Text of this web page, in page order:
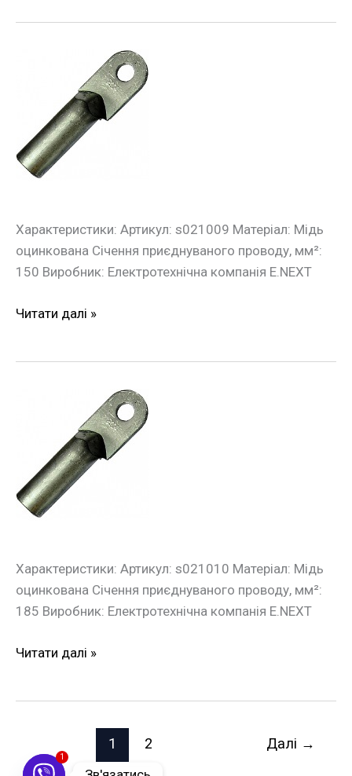
Характеристики: Артикул: s021009 Матеріал: Мідь
оцинкована Січення приєднуваного проводу, мм²:
150 Виробник: Електротехнічна компанія E.NEXT
накінечник
e.end.stand.z.150
150
кв.мм
Читати далі »
Характеристики: Артикул: s021010 Матеріал: Мідь
оцинкована Січення приєднуваного проводу, мм²:
185 Виробник: Електротехнічна компанія E.NEXT
накінечник
e.end.stand.z.185
185
кв.мм
Читати далі »
1 2 Далі →